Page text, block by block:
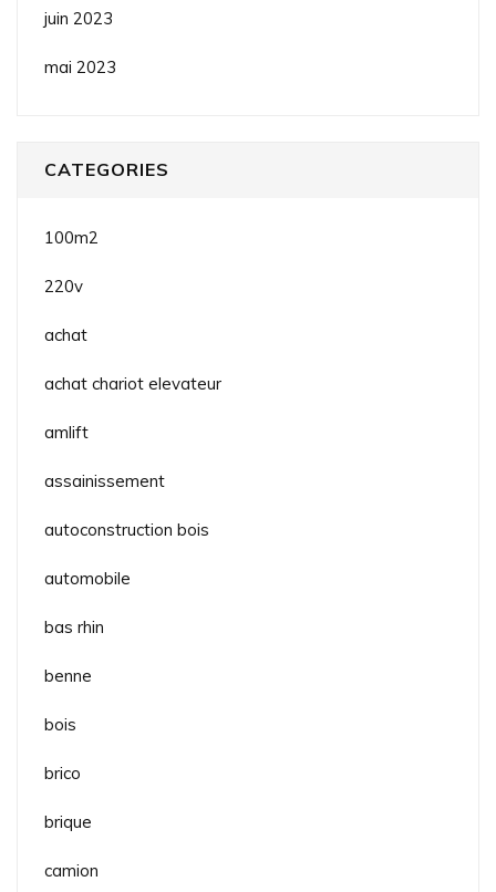
juin 2023
mai 2023
CATEGORIES
100m2
220v
achat
achat chariot elevateur
amlift
assainissement
autoconstruction bois
automobile
bas rhin
benne
bois
brico
brique
camion